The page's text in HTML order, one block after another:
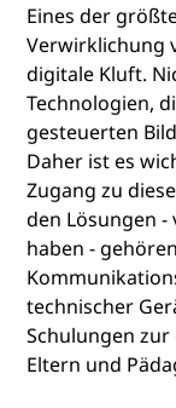
Eines der
Verwirklichung
digitale Kluft.
Technologien,
gesteuerten
Daher ist es
Zugang zu
den Lösungen
haben -
technischer
Schulungen
Eltern und